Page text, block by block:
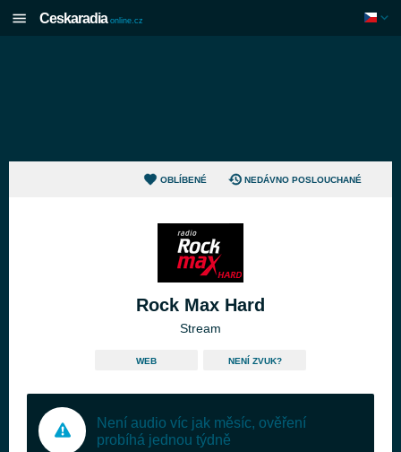
Ceskaradia online.cz
OBLÍBENÉ NEDÁVNO POSLOUCHANÉ
Rock Max Hard
Stream
WEB NENÍ ZVUK?
Není audio víc jak měsíc, ověření
probíhá jednou týdně